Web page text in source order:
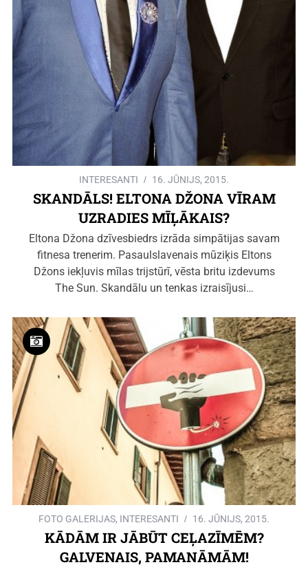
INTERESANTI 16. JŪNIJS, 2015.
SKANDĀLS! ELTONA DŽONA VĪRAM
UZRADIES MĪĻĀKAIS?
Eltona Džona dzīvesbiedrs izrāda simpātijas savam
fitnesa trenerim. Pasaulslavenais mūziķis Eltons
Džons iekļuvis mīlas trijstūrī, vēsta britu izdevums
The Sun. Skandālu un tenkas izraisījusi…
FOTO GALERIJAS, INTERESANTI 16. JŪNIJS, 2015.
KĀDĀM IR JĀBŪT CEĻAZĪMĒM?
GALVENAIS, PAMANĀMĀM!